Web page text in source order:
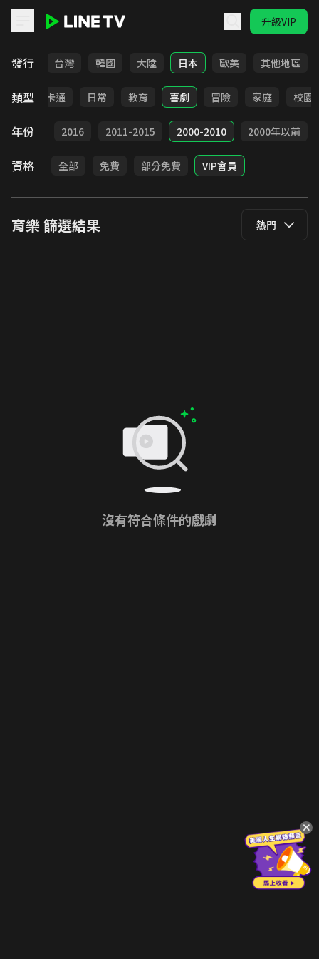
升級VIP
發行
全部 台灣 韓國 大陸 日本 歐美 其他地區
類型
全部 卡通 日常 教育 喜劇 冒險 家庭 校園
年份
2017 2016 2011-2015 2000-2010 2000年以前
資格 全部 免費 部分免費 VIP會員
育樂篩選結果 熱門
沒有符合條件的戲劇